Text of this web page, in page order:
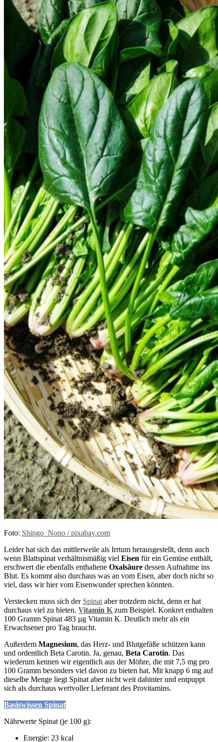
Foto: Shingo_Nono / pixabay.com
Leider hat sich das mittlerweile als Irrtum herausgestellt, denn auch
wenn Blattspinat verhältnismäßig viel Eisen für ein Gemüse enthält,
erschwert die ebenfalls enthaltene Oxalsäure dessen Aufnahme ins
Blut. Es kommt also durchaus was an vom Eisen, aber doch nicht so
viel, dass wir hier vom Eisenwunder sprechen könnten.
Verstecken muss sich der Spinat aber trotzdem nicht, denn er hat
durchaus viel zu bieten. Vitamin K zum Beispiel. Konkret enthalten
100 Gramm Spinat 483 µg Vitamin K. Deutlich mehr als ein
Erwachsener pro Tag braucht.
Außerdem Magnesium, das Herz- und Blutgefäße schützen kann
und ordentlich Beta Carotin. Ja, genau, Beta Carotin. Das
wiederum kennen wir eigentlich aus der Möhre, die mit 7,5 mg pro
100 Gramm besonders viel davon zu bieten hat. Mit knapp 6 mg auf
dieselbe Menge liegt Spinat aber nicht weit dahinter und entpuppt
sich als durchaus wertvoller Lieferant des Provitamins.
Basiswissen Spinat
Nährwerte Spinat (je 100 g):
Energie: 23 kcal